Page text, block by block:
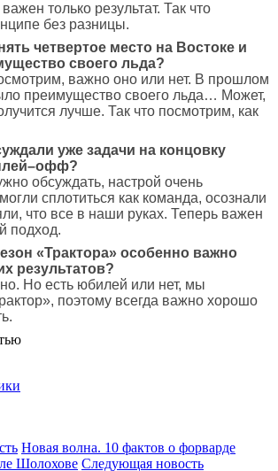
только результат. Так что
без разницы.
четвертое место на Востоке и
своего льда?
важно оно или нет. В прошлом
преимущество своего льда… Может,
лучше. Так что посмотрим, как
уже задачи на концовку
обсуждать, настрой очень
сплотиться как команда, осознали
что все в наши руках. Теперь важен
подход.
«Трактора» особенно важно
результатов?
Но есть юбилей или нет, мы
поэтому всегда важно хорошо
Новая волна. 10 фактов о форварде
Шолохове Следующая новость